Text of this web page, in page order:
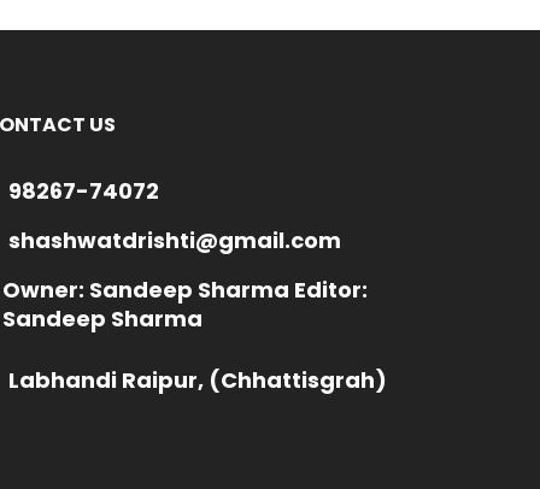
US
98267-74072
shashwatdrishti@gmail.com
Owner: Sandeep Sharma Editor:
Sandeep Sharma
Labhandi Raipur, (Chhattisgrah)